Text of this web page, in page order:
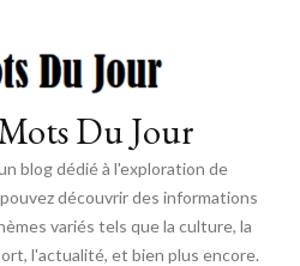
Du Jour
blog dédié à l'exploration de
découvrir des informations
variés tels que la culture, la
l'actualité, et bien plus encore.